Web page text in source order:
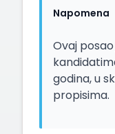
Napomena
Ovaj
godina, u
propisima.